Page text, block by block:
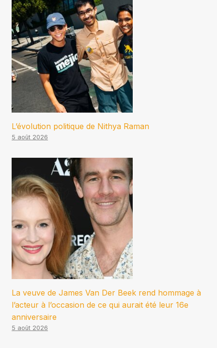
L’évolution politique de Nithya Raman
5 août 2026
La veuve de James Van Der Beek rend hommage à
l’acteur à l’occasion de ce qui aurait été leur 16e
anniversaire
5 août 2026